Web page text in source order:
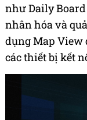
như Daily
nhân hóa và
dụng Map View
các thiết bị kết